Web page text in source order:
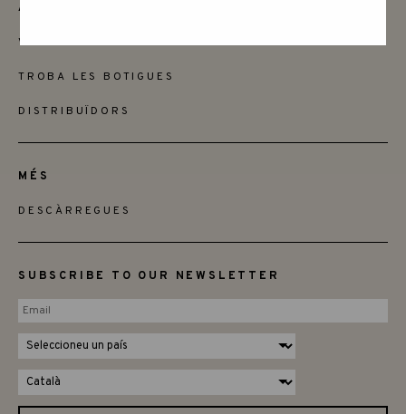
AMICS
VOLS SER MINORISTA
TROBA LES BOTIGUES
DISTRIBUÏDORS
MÉS
DESCÀRREGUES
SUBSCRIBE TO OUR NEWSLETTER